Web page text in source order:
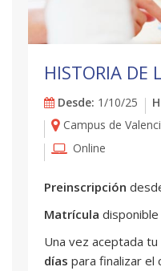
HISTORIA DE
Desde: 1/10/25
Campus de
Online
Preinscripción
Matrícula
Una vez aceptada
días para finalizar el